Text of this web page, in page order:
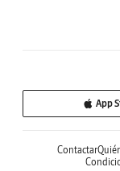
App
Contactar